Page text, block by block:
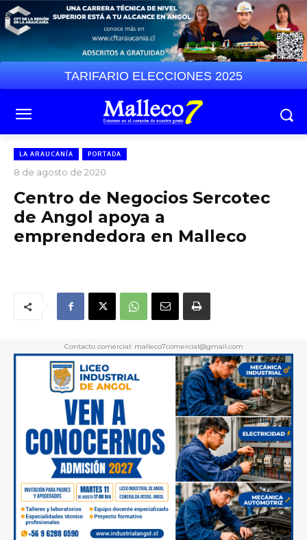
TARIFARIO ELECCIONES 2025
LA ARAUCANÍA PORTADA
8 de agosto de 2020
Centro de Negocios Sercotec
de Angol apoya a
emprendedora en Malleco
Contacto comercial: malleco7comercial@gmail.com